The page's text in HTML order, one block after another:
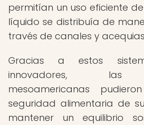
permitían un uso eficiente
líquido se distribuía de
través de canales y
Gracias a estos
innovadores, las
mesoamericanas
seguridad alimentaria de
mantener un equilibrio